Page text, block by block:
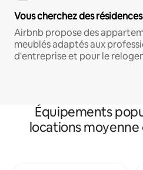
Vous cherchez des
Airbnb propose des
meublés adaptés aux
d'entreprise et pour le
Équipements
locations